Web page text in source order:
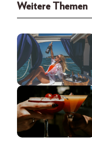
Weitere Themen